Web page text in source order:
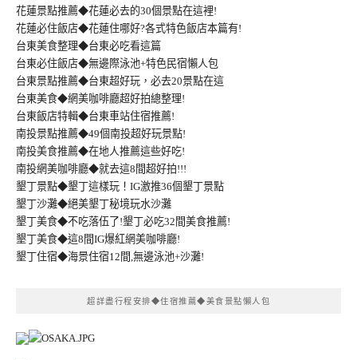
花蓮景點推薦◆花蓮必去的30個景點在這裡!
花蓮必住飯店◆花蓮住哪好?各式特色飯店本篇有!
台東美食整理◆台東必吃看這篇
台東必住飯店◆無邊際泳池+特色民宿懶人包
台東景點推薦◆台東超好玩，必去20景點在這
台東美食◆網美咖啡廳超好拍總整理!
台東飯店特輯◆台東車站住宿推薦!
南投景點推薦◆49個南投超好玩景點!
南投美食推薦◆在地人推薦這些好吃!
南投網美咖啡廳◆就去這8間超好拍!!!
墾丁景點◆墾丁這樣玩！IG激推36個墾丁景點
墾丁沙灘◆絕美墾丁秘境玩水沙灘
墾丁美食◆不吃落伍了!墾丁必吃32間美食推薦!
墾丁美食◆這8間IG爆紅網美咖啡廳!
墾丁住宿◆海景住宿12間,無邊泳池+沙灘!
超詳盡行程安排◆住宿推薦◆美食景點懶人包